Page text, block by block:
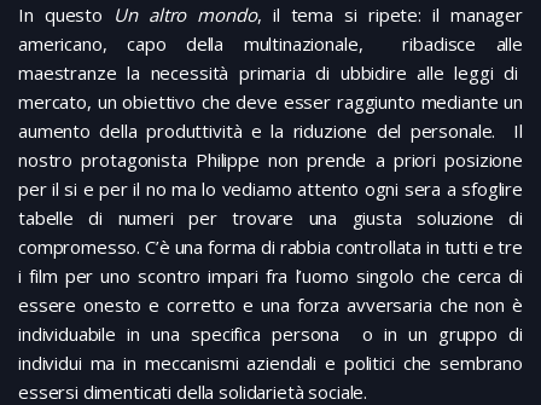
In questo Un altro mondo, il tema si ripete: il manager
americano, capo della multinazionale, ribadisce alle
maestranze la necessità primaria di ubbidire alle leggi di
mercato, un obiettivo che deve esser raggiunto mediante un
aumento della produttività e la riduzione del personale. Il
nostro protagonista Philippe non prende a priori posizione
per il si e per il no ma lo vediamo attento ogni sera a sfoglire
tabelle di numeri per trovare una giusta soluzione di
compromesso. C’è una forma di rabbia controllata in tutti e tre
i film per uno scontro impari fra l’uomo singolo che cerca di
essere onesto e corretto e una forza avversaria che non è
individuabile in una specifica persona o in un gruppo di
individui ma in meccanismi aziendali e politici che sembrano
essersi dimenticati della solidarietà sociale.